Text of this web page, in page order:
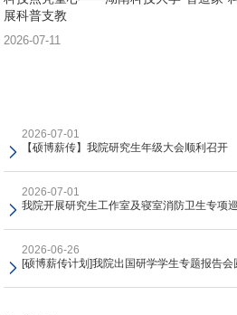
展科普支教
2026-07-11
2026-07-01
【硕博薪传】我院研究生年级大会顺利召开
2026-07-01
我院开展研究生工作室及寝室消防卫生专项
2026-06-26
[硕博薪传计划]我院出国研学学生专题报告会